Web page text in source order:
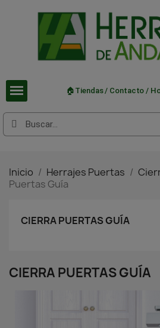
🏠Tiendas / Contacto /
Inicio Herrajes Puertas
Puertas Guía
CIERRA PUERTAS GUÍA
CIERRA PUERTAS GUÍA